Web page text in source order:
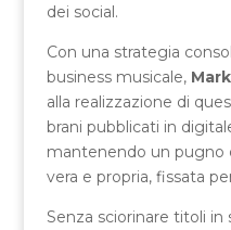
dei social.
Con una strategia
business musicale,
alla realizzazione di
brani pubblicati in
mantenendo un pugno
vera e propria, fissata
Senza sciorinare titoli in